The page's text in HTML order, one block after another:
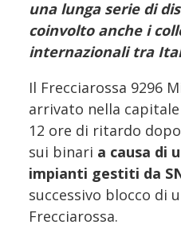
una lunga serie di
coinvolto anche i
internazionali tra
Il Frecciarossa 9296
arrivato nella
12 ore di ritardo
sui binari a causa di
impianti gestiti da
successivo blocco di
Frecciarossa.